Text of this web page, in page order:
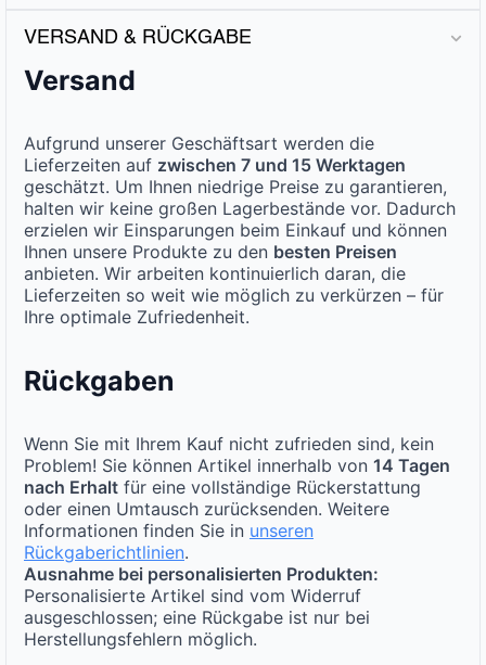
VERSAND & RÜCKGABE
Versand
Aufgrund unserer Geschäftsart werden die
Lieferzeiten auf zwischen 7 und 15 Werktagen
geschätzt. Um Ihnen niedrige Preise zu garantieren,
halten wir keine großen Lagerbestände vor. Dadurch
erzielen wir Einsparungen beim Einkauf und können
Ihnen unsere Produkte zu den besten Preisen
anbieten. Wir arbeiten kontinuierlich daran, die
Lieferzeiten so weit wie möglich zu verkürzen – für
Ihre optimale Zufriedenheit.
Rückgaben
Wenn Sie mit Ihrem Kauf nicht zufrieden sind, kein
Problem! Sie können Artikel innerhalb von 14 Tagen
nach Erhalt für eine vollständige Rückerstattung
oder einen Umtausch zurücksenden. Weitere
Informationen finden Sie in unseren
Rückgaberichtlinien.
Ausnahme bei personalisierten Produkten:
Personalisierte Artikel sind vom Widerruf
ausgeschlossen; eine Rückgabe ist nur bei
Herstellungsfehlern möglich.